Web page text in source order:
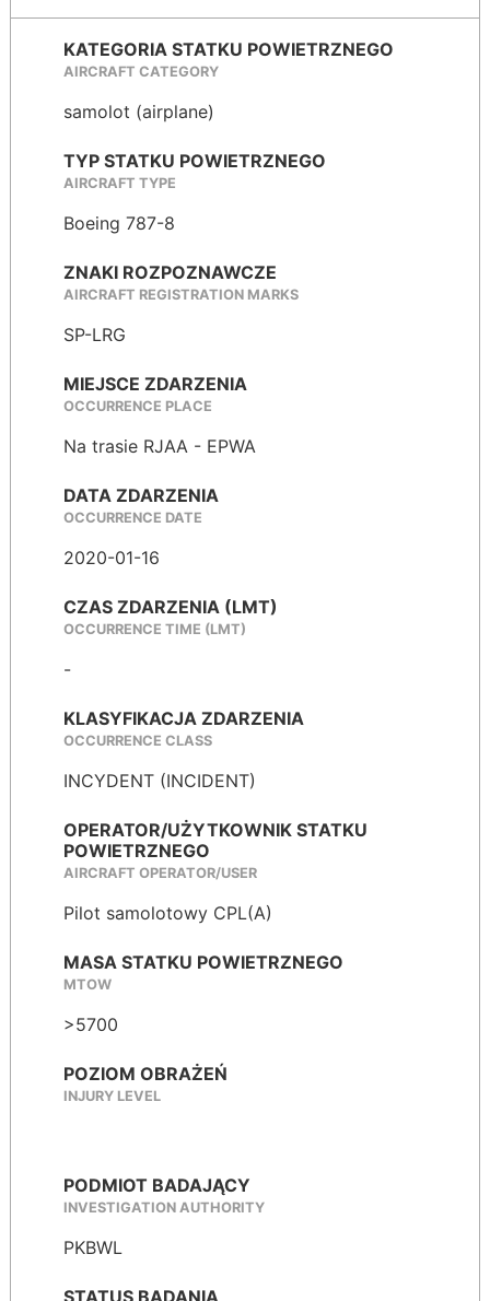
KATEGORIA STATKU POWIETRZNEGO
AIRCRAFT CATEGORY
samolot (airplane)
TYP STATKU POWIETRZNEGO
AIRCRAFT TYPE
Boeing 787-8
ZNAKI ROZPOZNAWCZE
AIRCRAFT REGISTRATION MARKS
SP-LRG
MIEJSCE ZDARZENIA
OCCURRENCE PLACE
Na trasie RJAA - EPWA
DATA ZDARZENIA
OCCURRENCE DATE
2020-01-16
CZAS ZDARZENIA (LMT)
OCCURRENCE TIME (LMT)
-
KLASYFIKACJA ZDARZENIA
OCCURRENCE CLASS
INCYDENT (INCIDENT)
OPERATOR/UŻYTKOWNIK STATKU
POWIETRZNEGO
AIRCRAFT OPERATOR/USER
Pilot samolotowy CPL(A)
MASA STATKU POWIETRZNEGO
MTOW
>5700
POZIOM OBRAŻEŃ
INJURY LEVEL
PODMIOT BADAJĄCY
INVESTIGATION AUTHORITY
PKBWL
STATUS BADANIA